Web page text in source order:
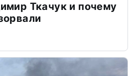
Ткачук и почему